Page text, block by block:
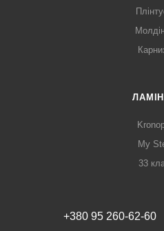
My
33
+380 95 260-62-60